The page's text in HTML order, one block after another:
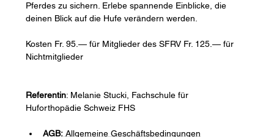
Pferdes zu sichern. Erlebe spannende Einblicke, die
deinen Blick auf die Hufe verändern werden.
Kosten Fr. 95.— für Mitglieder des SFRV Fr. 125.— für
Nichtmitglieder
Referentin: Melanie Stucki, Fachschule für
Huforthopädie Schweiz FHS
AGB: Allgemeine Geschäftsbedingungen